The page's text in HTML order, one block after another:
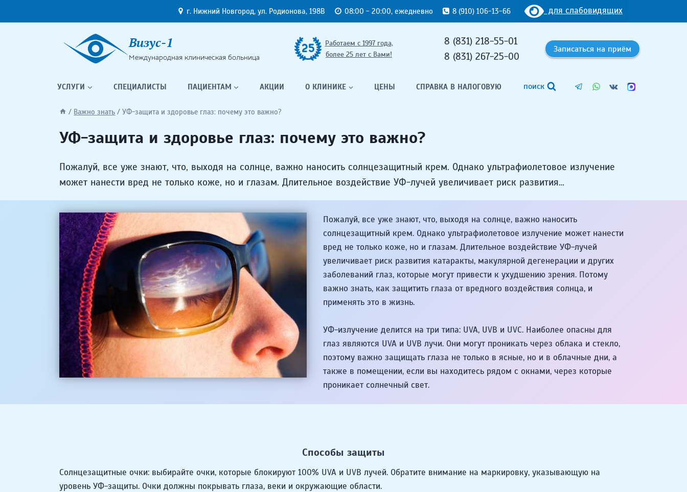
к
г. Нижний Новгород, ул. Родионова, 198В 08:00 - 20:00, ежедневно 8 (910) 106-13-66 для слабовидящих
Визус-1
Международная клиническая больница
Работаем с 1997 года,
более 25 лет с Вами!
8 (831) 218-55-01
8 (831) 267-25-00
Записаться на приём
УСЛУГИ СПЕЦИАЛИСТЫ ПАЦИЕНТАМ АКЦИИ О КЛИНИКЕ ЦЕНЫ СПРАВКА В НАЛОГОВУЮ поиск
/ Важно знать / УФ-защита и здоровье глаз: почему это важно?
УФ-защита и здоровье глаз: почему это важно?
Пожалуй, все уже знают, что, выходя на солнце, важно наносить солнцезащитный крем. Однако ультрафиолетовое излучение
может нанести вред не только коже, но и глазам. Длительное воздействие УФ-лучей увеличивает риск развития…
Пожалуй, все уже знают, что, выходя на солнце, важно наносить
солнцезащитный крем. Однако ультрафиолетовое излучение может нанести
вред не только коже, но и глазам. Длительное воздействие УФ-лучей
увеличивает риск развития катаракты, макулярной дегенерации и других
заболеваний глаз, которые могут привести к ухудшению зрения. Потому
важно знать, как защитить глаза от вредного воздействия солнца, и
применять это в жизнь.
УФ-излучение делится на три типа: UVA, UVB и UVC. Наиболее опасны для
глаз являются UVA и UVB лучи. Они могут проникать через облака и стекло,
поэтому важно защищать глаза не только в ясные, но и в облачные дни, а
также в помещении, если вы находитесь рядом с окнами, через которые
проникает солнечный свет.
Способы защиты
Солнцезащитные очки: выбирайте очки, которые блокируют 100% UVA и UVB лучей. Обратите внимание на маркировку, указывающую на
уровень УФ-защиты. Очки должны покрывать глаза, веки и окружающие области.